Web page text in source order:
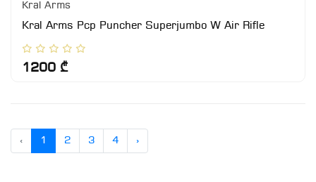
Kral Arms
Kral Arms Pcp Puncher Superjumbo W Air Rifle
1200 ₾
‹ 1 2 3 4 ›